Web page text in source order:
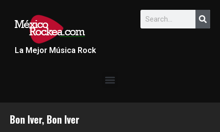
La Mejor Música Rock
Bon Iver, Bon Iver